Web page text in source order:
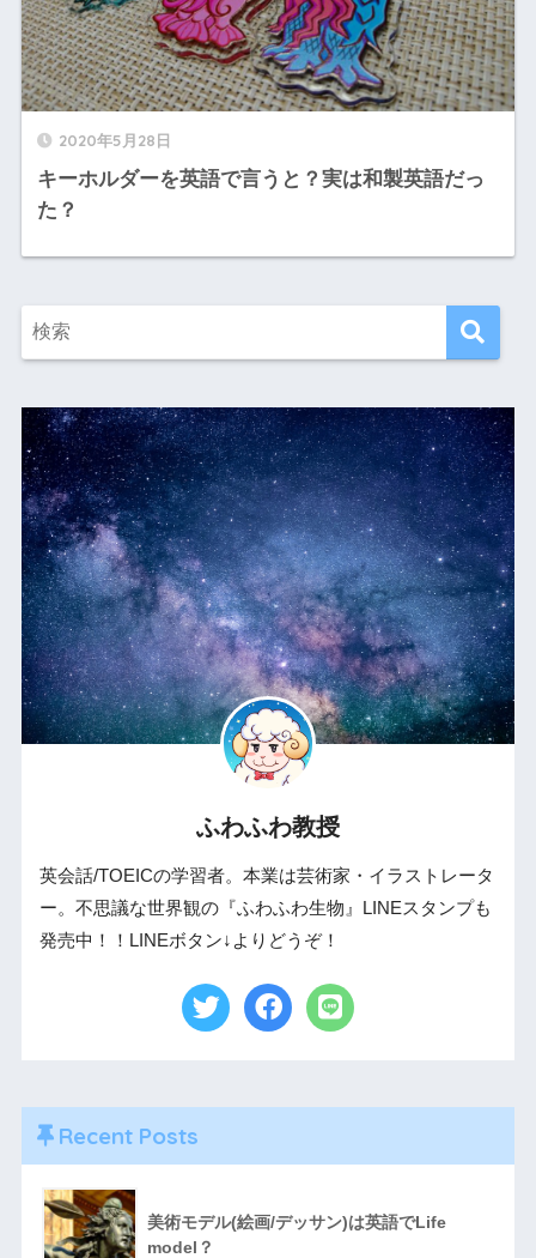
2020年5月28日
キーホルダーを英語で言うと？実は和製英語だっ
た？
ふわふわ教授
英会話/TOEICの学習者。本業は芸術家・イラストレータ
ー。不思議な世界観の『ふわふわ生物』LINEスタンプも
発売中！！LINEボタン↓よりどうぞ！
Recent Posts
美術モデル(絵画/デッサン)は英語でLife
model？